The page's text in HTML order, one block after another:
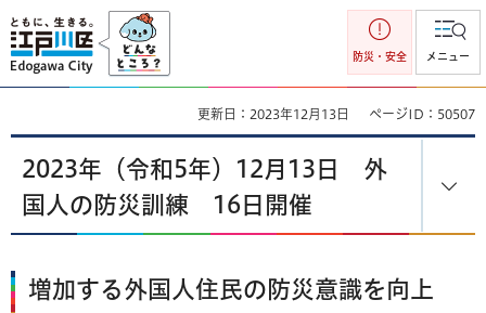
江戸川区
防災・安全 メニュー
更新日：2023年12月13日 ページID：50507
2023年（令和5年）12月13日 外
国人の防災訓練 16日開催
増加する外国人住民の防災意識を向上